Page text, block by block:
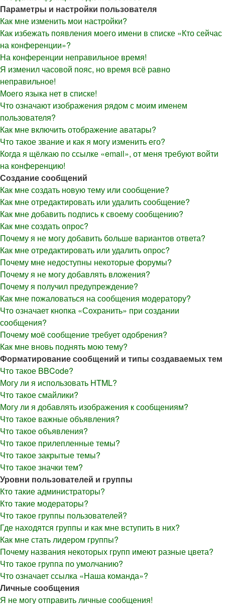
Параметры и настройки пользователя
Как мне изменить мои настройки?
Как избежать появления моего имени в списке «Кто сейчас
на конференции»?
На конференции неправильное время!
Я изменил часовой пояс, но время всё равно
неправильное!
Моего языка нет в списке!
Что означают изображения рядом с моим именем
пользователя?
Как мне включить отображение аватары?
Что такое звание и как я могу изменить его?
Когда я щёлкаю по ссылке «email», от меня требуют войти
на конференцию!
Создание сообщений
Как мне создать новую тему или сообщение?
Как мне отредактировать или удалить сообщение?
Как мне добавить подпись к своему сообщению?
Как мне создать опрос?
Почему я не могу добавить больше вариантов ответа?
Как мне отредактировать или удалить опрос?
Почему мне недоступны некоторые форумы?
Почему я не могу добавлять вложения?
Почему я получил предупреждение?
Как мне пожаловаться на сообщения модератору?
Что означает кнопка «Сохранить» при создании
сообщения?
Почему моё сообщение требует одобрения?
Как мне вновь поднять мою тему?
Форматирование сообщений и типы создаваемых тем
Что такое BBCode?
Могу ли я использовать HTML?
Что такое смайлики?
Могу ли я добавлять изображения к сообщениям?
Что такое важные объявления?
Что такое объявления?
Что такое прилепленные темы?
Что такое закрытые темы?
Что такое значки тем?
Уровни пользователей и группы
Кто такие администраторы?
Кто такие модераторы?
Что такое группы пользователей?
Где находятся группы и как мне вступить в них?
Как мне стать лидером группы?
Почему названия некоторых групп имеют разные цвета?
Что такое группа по умолчанию?
Что означает ссылка «Наша команда»?
Личные сообщения
Я не могу отправить личные сообщения!